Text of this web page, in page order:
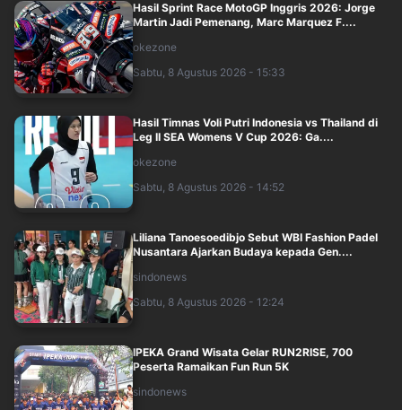
Hasil Sprint Race MotoGP Inggris 2026: Jorge
Martin Jadi Pemenang, Marc Marquez F....
okezone
Sabtu, 8 Agustus 2026 - 15:33
Hasil Timnas Voli Putri Indonesia vs Thailand di
Leg II SEA Womens V Cup 2026: Ga....
okezone
Sabtu, 8 Agustus 2026 - 14:52
Liliana Tanoesoedibjo Sebut WBI Fashion Padel
Nusantara Ajarkan Budaya kepada Gen....
sindonews
Sabtu, 8 Agustus 2026 - 12:24
IPEKA Grand Wisata Gelar RUN2RISE, 700
Peserta Ramaikan Fun Run 5K
sindonews